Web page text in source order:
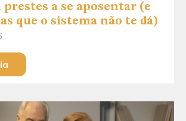
prestes a se aposentar (e
que o sistema não te dá)